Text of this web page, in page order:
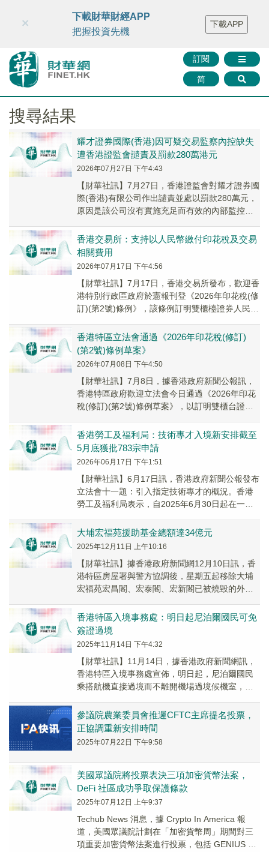
財華智庫網 FINTV FINMETA 財華證券 媒體矩陣
智庫沙龍
聯絡我們
訂閱
简
×
下載財華財經APP
把握投資先機
下載APP
搜尋結果
耀才證券國際(香港)因可疑交易監察內控缺失
遭香港證監會譴責及罰款280萬港元
2026年07月27日 下午4:43
【財華社訊】7月27日，香港證監會對耀才證券國
際(香港)有限公司作出譴責並處以罰款280萬元，
原因是該公司沒有實施充足而有效的內部監控程
證...
香港交易所：支持以人民幣繳付印花稅及交易
相關費用
2026年07月17日 下午4:56
【財華社訊】7月17日，香港交易所發布，歡迎香
港特別行政區政府於憲報刊登《2026年印花稅(修
訂)(第2號)條例》，該條例訂明雙櫃檯證券人民幣
香港特區立法會通過《2026年印花稅(修訂)
(第2號)條例草案》
2026年07月08日 下午4:50
【財華社訊】7月8日，據香港政府新聞公報訊，
香港特區政府歡迎立法會今日通過《2026年印花
稅(修訂)(第2號)條例草案》，以訂明雙櫃台證券
香港勞工及福利局：技術專才入境新安排截至
5月底獲批783宗申請
2026年06月17日 下午1:51
【財華社訊】6月17日訊，香港政府新聞公報發布
立法會十一題：引入指定技術專才的概況。香港
勞工及福利局表示，自2025年6月30日起在一般
類...
大埔宏福苑援助基金總額達34億元
2025年12月11日 上午10:16
【財華社訊】據香港政府新聞網12月10日訊，香
港特區房屋署與警方協調後，星期五起移除大埔
宏福苑宏昌閣、宏泰閣、宏新閣已被燒毀的外牆
獲遵辦...
香港特區入境事務處：明日起尼泊爾國民可免
簽證過境
2025年11月14日 下午4:32
【財華社訊】11月14日，據香港政府新聞網訊，
香港特區入境事務處宣佈，明日起，尼泊爾國民
乘搭航機直接過境而不離開機場過境候機室，可
爾國民...
參議院農業委員會推遲CFTC主席提名投票，
正協調重新安排時間
2025年07月22日 下午9:58
美國眾議院將投票表決三項加密貨幣法案，
DeFi 社區成功爭取保護條款
2025年07月12日 上午9:37
Techub News 消息，據 Crypto In America 報
道，美國眾議院計劃在「加密貨幣周」期間對三
項重要加密貨幣法案進行投票，包括 GENIUS 法